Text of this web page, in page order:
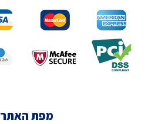
מפת האתר